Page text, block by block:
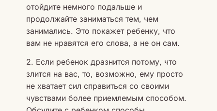
отойдите немного подальше и
продолжайте заниматься тем, чем
занимались. Это покажет ребенку, что
вам не нравятся его слова, а не он сам.
2. Если ребенок дразнится потому, что
злится на вас, то, возможно, ему просто
не хватает сил справиться со своими
чувствами более приемлемым способом.